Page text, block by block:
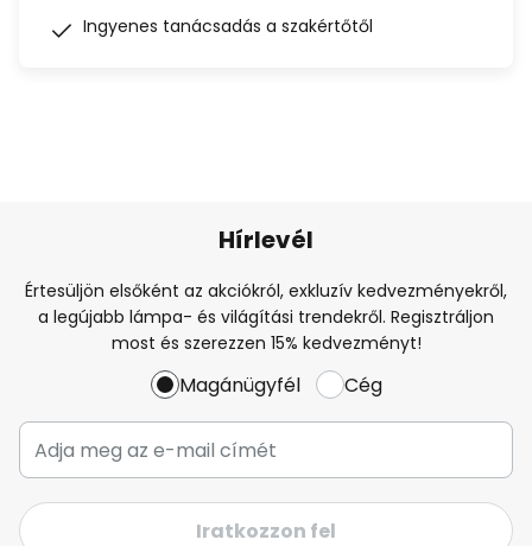
Ingyenes tanácsadás a szakértőtől
Hírlevél
Értesüljön elsőként az akciókról, exkluzív kedvezményekről,
a legújabb lámpa- és világítási trendekről. Regisztráljon
most és szerezzen 15% kedvezményt!
Magánügyfél Cég
Iratkozzon fel